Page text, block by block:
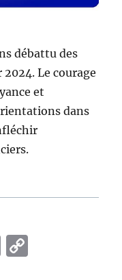
débattu des
Le courage
et
dans
E